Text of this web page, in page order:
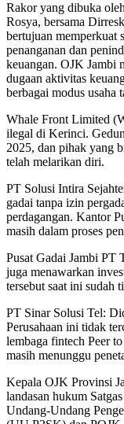
Rakor yang dibuka
Rosya, bersama
bertujuan memperkuat
penanganan dan
keuangan. OJK Jambi
dugaan aktivitas
berbagai modus usaha
Whale Front Limited
ilegal di Kerinci.
2025, dan pihak yang
telah melarikan diri.
PT Solusi Intira
gadai tanpa izin
perdagangan. Kantor
masih dalam proses
Pusat Gadai Jambi PT
juga menawarkan
tersebut saat ini sudah
PT Sinar Solusi Tel:
Perusahaan ini tidak
lembaga fintech Peer
masih menunggu
Kepala OJK Provinsi
landasan hukum
Undang-Undang